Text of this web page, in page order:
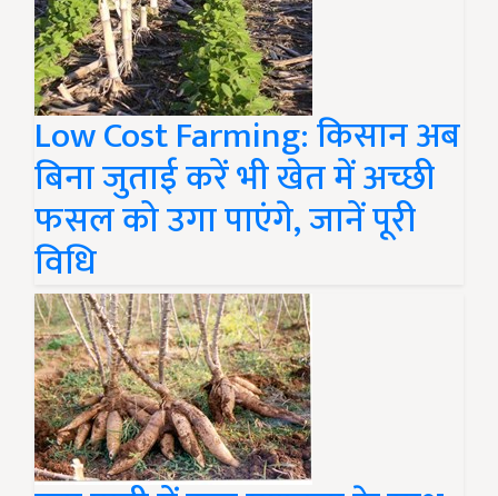
Low Cost Farming: किसान अब
बिना जुताई करें भी खेत में अच्छी
फसल को उगा पाएंगे, जानें पूरी
विधि